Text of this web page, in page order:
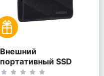
Внешний
портативный SSD
накопитель Samsung